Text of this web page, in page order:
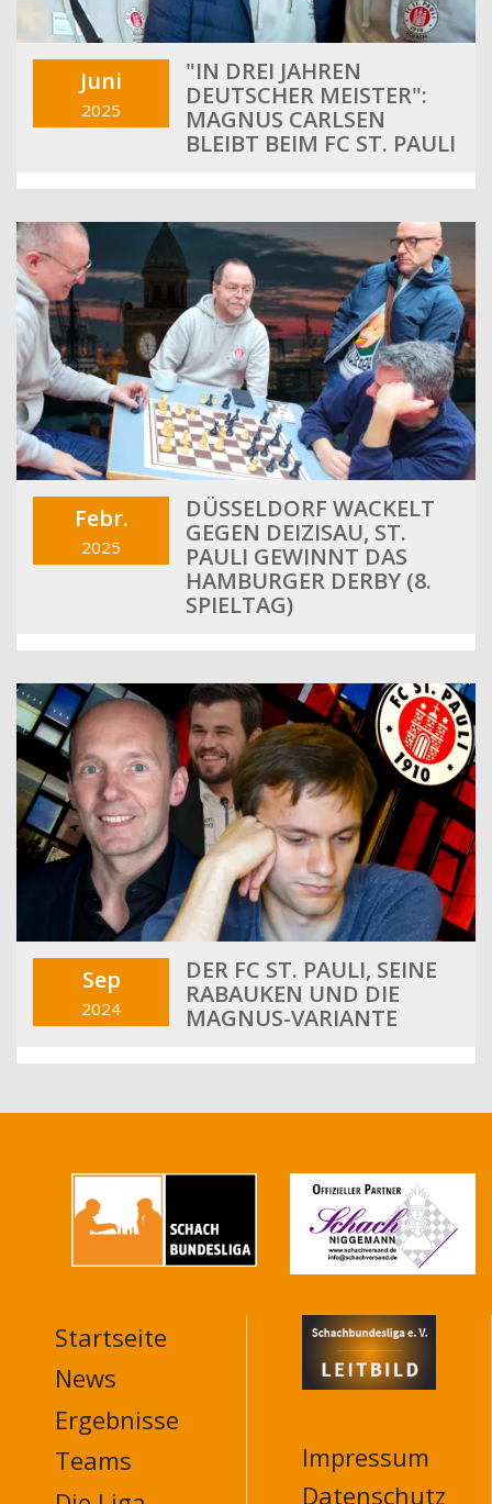
Juni
2025
"IN DREI JAHREN
DEUTSCHER MEISTER":
MAGNUS CARLSEN
BLEIBT BEIM FC ST. PAULI
Febr.
2025
DÜSSELDORF WACKELT
GEGEN DEIZISAU, ST.
PAULI GEWINNT DAS
HAMBURGER DERBY (8.
SPIELTAG)
Sep
2024
DER FC ST. PAULI, SEINE
RABAUKEN UND DIE
MAGNUS-VARIANTE
MAIN
NAVIGATION
FOOTER
Startseite
News
Ergebnisse
Teams
Impressum
Datenschutz